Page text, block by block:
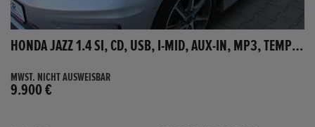
HONDA JAZZ 1.4 SI, CD, USB, I-MID, AUX-IN, MP3, TEMPOMAT
MWST. NICHT AUSWEISBAR
9.900 €